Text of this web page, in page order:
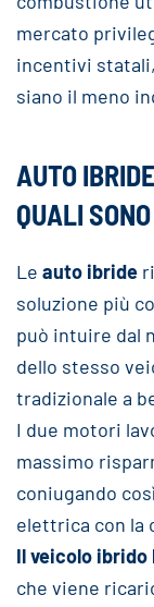
mercato
incentivi
siano il meno
AUTO
QUALI
Le auto ibride
soluzione più
può intuire dal
dello stesso
tradizionale a
I due motori
massimo
coniugando
elettrica con la
Il veicolo ibrido
che viene